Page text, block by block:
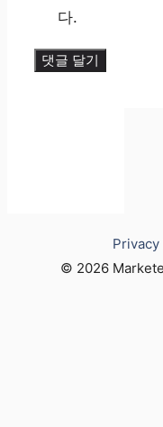
다.
© 2026